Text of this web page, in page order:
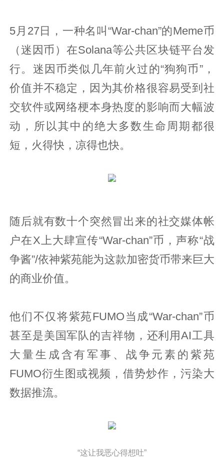
5月27日，一种名叫“War-chan”的Meme币
（迷因币）在Solana等公共区块链平台发
行。迷因币类似几年前火过的“狗狗币”，
价值并不稳定，因为其价格很容易受到社
交软件或网络梗本身热度的影响而大幅波
动，所以其中的绝大多数生命周期都很
短，火得快，凉得也快。
随后就有数十个突然冒出来的社交媒体帐
户在X上大肆宣传“War-chan”币，声称“战
争酱”/依神紫苑能为这款加密货币带来巨大
的商业价值。
他们不仅将紫苑FUMO当成“War-chan”币
甚至是美国军队的吉祥物，还利用AI工具
大量生成含有军事、战争元素的紫苑
FUMO衍生图或视频，借势炒作，污染大
数据推流。
“这让我恶心得想吐”